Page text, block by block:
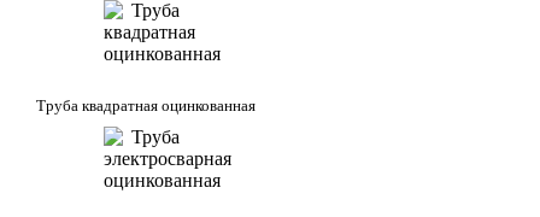
Труба квадратная оцинкованная